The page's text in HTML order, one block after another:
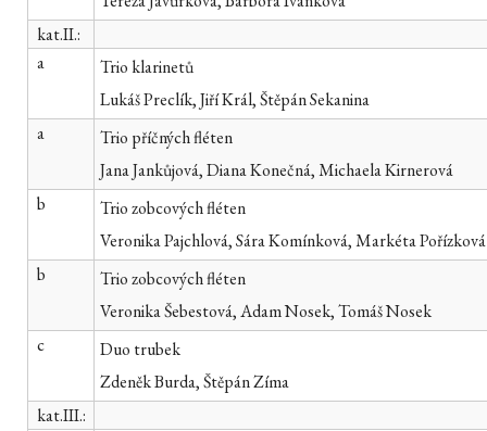
kat.II.:
a
Trio klarinetů
Lukáš Preclík, Jiří Král, Štěpán Sekanina
a
Trio příčných fléten
Jana Jankůjová, Diana Konečná, Michaela Kirnerová
b
Trio zobcových fléten
Veronika Pajchlová, Sára Komínková, Markéta Pořízková
b
Trio zobcových fléten
Veronika Šebestová, Adam Nosek, Tomáš Nosek
c
Duo trubek
Zdeněk Burda, Štěpán Zíma
kat.III.: